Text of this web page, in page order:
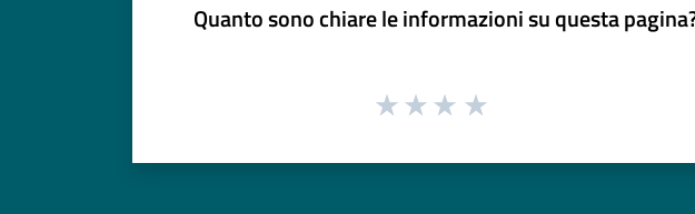
Quanto sono chiare le informazioni su questa